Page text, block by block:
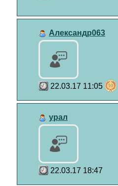
Александр063
22.03.17 11:05
урал
22.03.17 18:47